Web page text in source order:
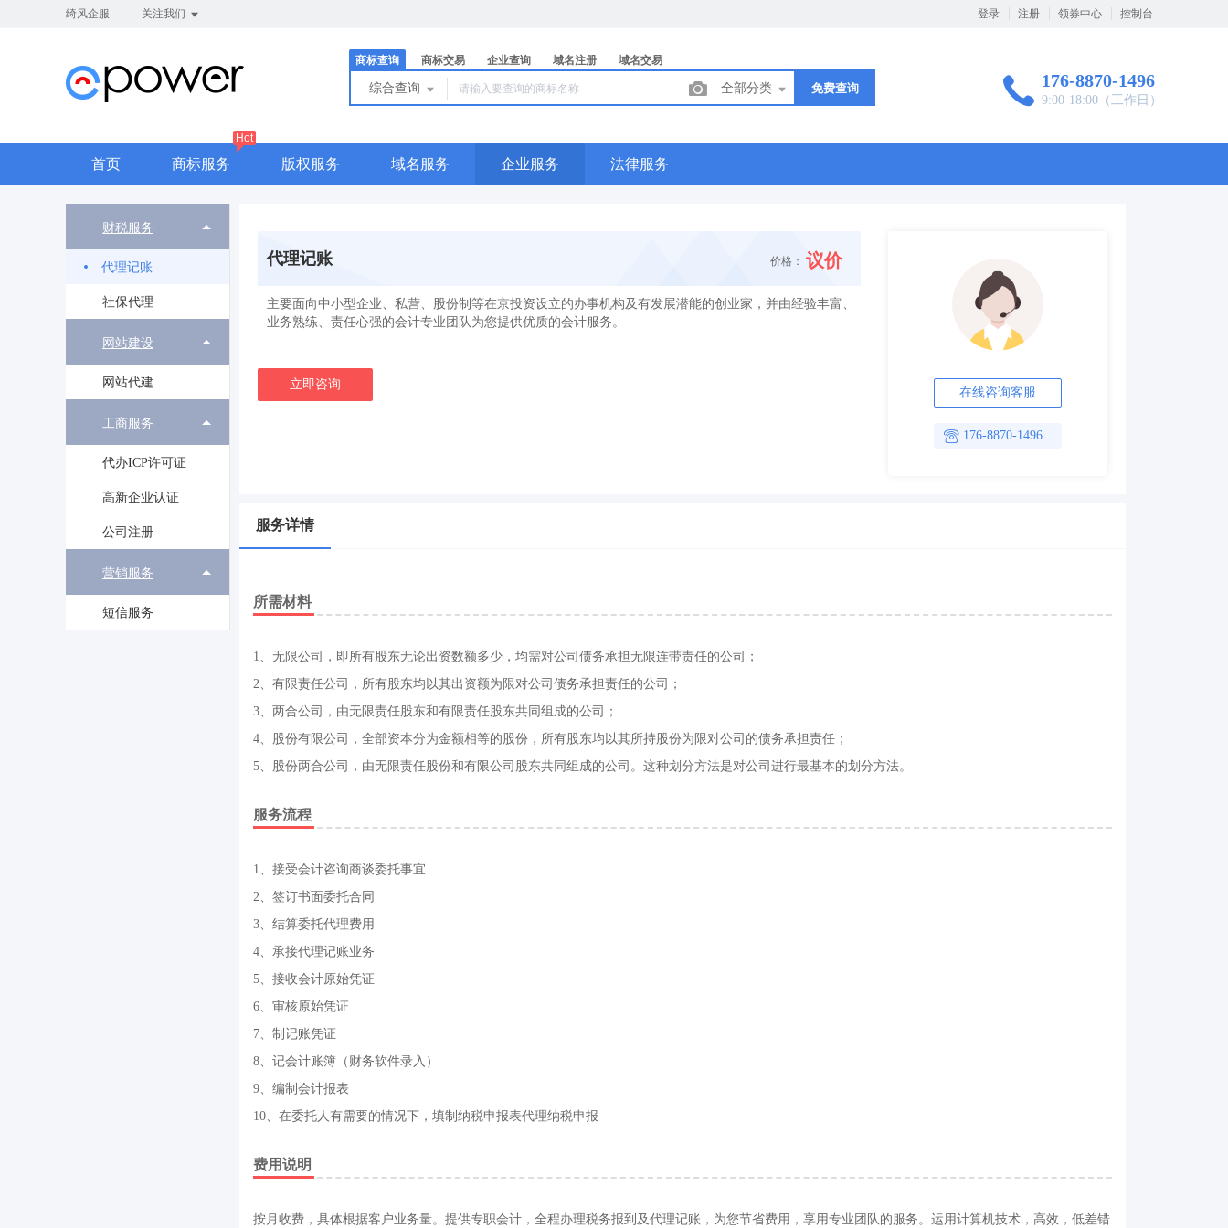
绮风企服 关注我们 登录 注册 领券中心 控制台
商标查询 商标交易 企业查询 域名注册 域名交易
综合查询 全部分类 免费查询 176-8870-1496
9:00-18:00（工作日）
首页 商标服务
Hot
版权服务 域名服务 企业服务 法律服务
财税服务
代理记账
社保代理
网站建设
网站代建
工商服务
代办ICP许可证
高新企业认证
公司注册
营销服务
短信服务
代理记账 价格： 议价
主要面向中小型企业、私营、股份制等在京投资设立的办事机构及有发展潜能的创业家，并由经验丰富、
业务熟练、责任心强的会计专业团队为您提供优质的会计服务。
立即咨询
在线咨询客服
176-8870-1496
服务详情
所需材料
1、无限公司，即所有股东无论出资数额多少，均需对公司债务承担无限连带责任的公司；
2、有限责任公司，所有股东均以其出资额为限对公司债务承担责任的公司；
3、两合公司，由无限责任股东和有限责任股东共同组成的公司；
4、股份有限公司，全部资本分为金额相等的股份，所有股东均以其所持股份为限对公司的债务承担责任；
5、股份两合公司，由无限责任股份和有限公司股东共同组成的公司。这种划分方法是对公司进行最基本的划分方法。
服务流程
1、接受会计咨询商谈委托事宜
2、签订书面委托合同
3、结算委托代理费用
4、承接代理记账业务
5、接收会计原始凭证
6、审核原始凭证
7、制记账凭证
8、记会计账簿（财务软件录入）
9、编制会计报表
10、在委托人有需要的情况下，填制纳税申报表代理纳税申报
费用说明
按月收费，具体根据客户业务量。提供专职会计，全程办理税务报到及代理记账，为您节省费用，享用专业团队的服务。运用计算机技术，高效，低差错